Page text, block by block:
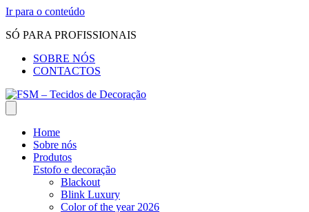
Ir para o conteúdo
SÓ PARA PROFISSIONAIS
SOBRE NÓS
CONTACTOS
Home
Sobre nós
Produtos
Estofo e decoração
Blackout
Blink Luxury
Color of the year 2026